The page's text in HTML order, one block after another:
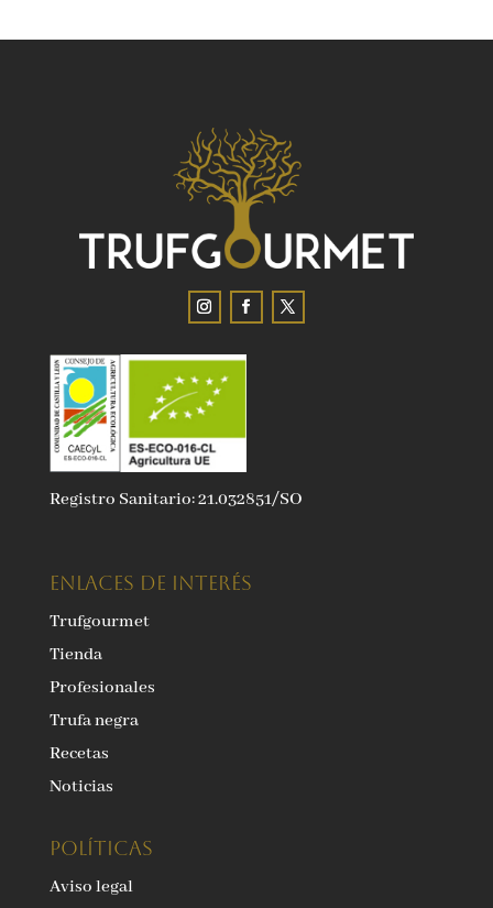
Registro Sanitario: 21.032851/SO
ENLACES DE INTERÉS
Trufgourmet
Tienda
Profesionales
Trufa negra
Recetas
Noticias
Políticas
Aviso legal